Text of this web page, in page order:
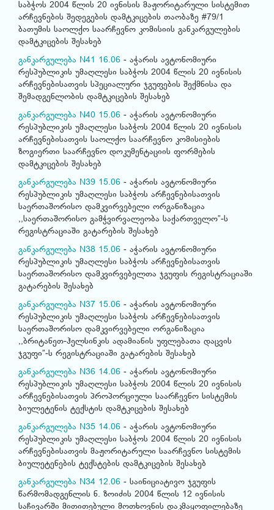
საბჭოს 2004 წლის 20 ივნისის მაჟორიტარული სისტემით
არჩევნების შედეგების დამტკიცების თაობაზე #79/1
ბათუმის საოლქო საარჩევნო კომისიის განკარგულების
დამტკიცების შესახებ
განკარგულება N41 16.06 - აჭარის ავტონომიური
რესპუბლიკის უმაღლესი საბჭოს 2004 წლის 20 ივნისის
არჩევნებისათვის სპეციალური ჯგუფების შექმნისა და
შემადგენლობის დამტკიცების შესახებ
განკარგულება N40 15.06 - აჭარის ავტონომიური
რესპუბლიკის უმაღლესი საბჭოს 2004 წლის 20 ივნისის
არჩევნებისათვის საოლქო საარჩევნო კომისიების
ზოგიერთი საარჩევნო დოკუმენტაციის ფორმების
დამტკიცების შესახებ
განკარგულება N39 15.06 - აჭარის ავტონომიური
რესპუბლიკის უმაღლესი საბჭოს არჩევნებისათვის
საერთაშორისო დამკვირვებელი ორგანიზაცია
,,საერთაშორისო გამჭვირვალეობა საქართველო”-ს
რეგისტრაციაში გატარების შესახებ
განკარგულება N38 15.06 - აჭარის ავტონომიური
რესპუბლიკის უმაღლესი საბჭოს არჩევნებისათვის
საერთაშორისო დამკვირვებელთა ჯგუფის რეგისტრაციაში
გატარების შესახებ
განკარგულება N37 15.06 - აჭარის ავტონომიური
რესპუბლიკის უმაღლესი საბჭოს არჩევნებისათვის
საერთაშორისო დამკვირვებელი ორგანიზაცია
,,ბრიტანეთ-ჰელსინკის ადამიანის უფლებათა დაცვის
ჯგუფი”-ს რეგისტრაციაში გატარების შესახებ
განკარგულება N36 14.06 - აჭარის ავტონომიური
რესპუბლიკის უმაღლესი საბჭოს 2004 წლის 20 ივნისის
არჩევნებისათვის პროპორციული საარჩევნო სისტემის
ბიულეტენის ტექსტის დამტკიცების შესახებ
განკარგულება N35 14.06 - აჭარის ავტონომიური
რესპუბლიკის უმაღლესი საბჭოს 2004 წლის 20 ივნისის
არჩევნებისათვის მაჟორიტარული საარჩევნო სისტემის
ბიულეტენების ტექსტების დამტკიცების შესახებ
განკარგულება N34 12.06 - საინიციატივო ჯგუფის
წარმომადგენლის ნ. ზოიძის 2004 წლის 12 ივნისის
საჩივარში მითითებული მოთხოვნის დაკმაყოფილებაზე